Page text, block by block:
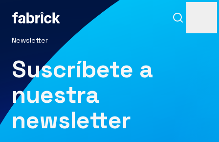
Newsletter
Suscríbete a
nuestra
newsletter